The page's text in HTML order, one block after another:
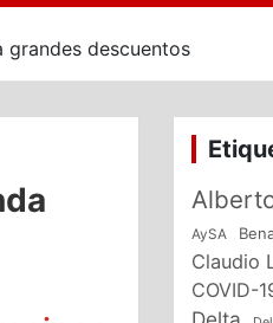
grandes descuentos
AySA
Claudio
COVID-